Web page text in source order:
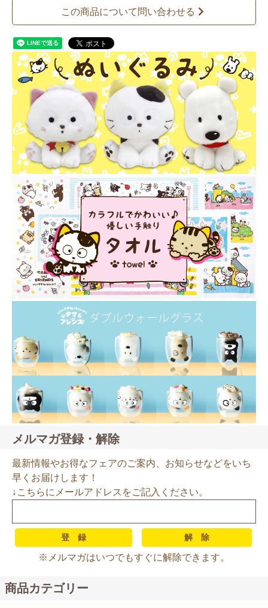
この商品について問い合わせる
メルマガ登録・解除
最新情報やお得なフェアのご案内、お知らせなどをいち
早くお届けします！
↓こちらにメールアドレスをご記入ください。
※メルマガはいつでもすぐに解除できます。
商品カテゴリー